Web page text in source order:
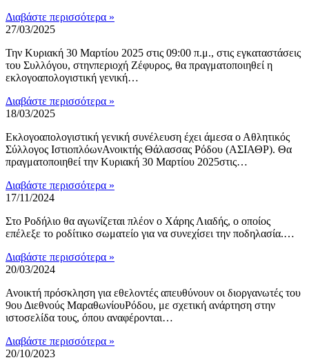
Διαβάστε περισσότερα »
27/03/2025
Την Κυριακή 30 Μαρτίου 2025 στις 09:00 π.μ., στις εγκαταστάσεις
του Συλλόγου, στηνπεριοχή Ζέφυρος, θα πραγματοποιηθεί η
εκλογοαπολογιστική γενική…
Διαβάστε περισσότερα »
18/03/2025
Εκλογοαπολογιστική γενική συνέλευση έχει άμεσα ο Αθλητικός
Σύλλογος ΙστιοπλόωνΑνοικτής Θάλασσας Ρόδου (ΑΣΙΑΘΡ). Θα
πραγματοποιηθεί την Κυριακή 30 Μαρτίου 2025στις…
Διαβάστε περισσότερα »
17/11/2024
Στο Ροδήλιο θα αγωνίζεται πλέον ο Χάρης Λιαδής, ο οποίος
επέλεξε το ροδίτικο σωματείο για να συνεχίσει την ποδηλασία.…
Διαβάστε περισσότερα »
20/03/2024
Ανοικτή πρόσκληση για εθελοντές απευθύνουν οι διοργανωτές του
9ου Διεθνούς ΜαραθωνίουΡόδου, με σχετική ανάρτηση στην
ιστοσελίδα τους, όπου αναφέρονται…
Διαβάστε περισσότερα »
20/10/2023